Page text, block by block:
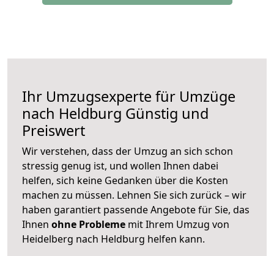
Ihr Umzugsexperte für Umzüge
nach Heldburg Günstig und
Preiswert
Wir verstehen, dass der Umzug an sich schon
stressig genug ist, und wollen Ihnen dabei
helfen, sich keine Gedanken über die Kosten
machen zu müssen. Lehnen Sie sich zurück – wir
haben garantiert passende Angebote für Sie, das
Ihnen ohne Probleme mit Ihrem Umzug von
Heidelberg nach Heldburg helfen kann.